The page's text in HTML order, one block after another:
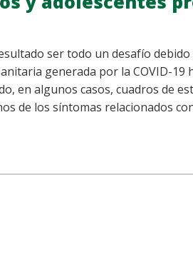
ser todo un desafío
generada por la COVID-
en algunos casos, cuadros de
de los síntomas relacionados